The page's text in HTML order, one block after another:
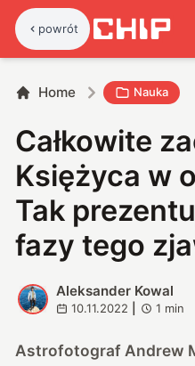
powrót
Home Nauka
Całkowite
Księżyca w
Tak
fazy tego
A
Aleksander Kowal
10.11.2022 1 min
Astrofotograf Andrew